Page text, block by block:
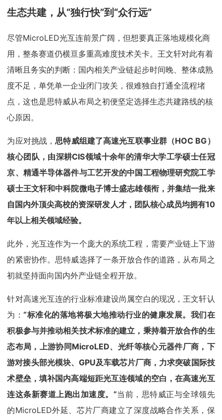
生态共建，从“独行快”到“众行远”
尽管MicroLED光互连前景广阔，但想要真正落地规模化商
用，整条赛道仍横亘多重高难度技术关卡。王文轩对此有着
清晰且务实的判断：国内相关产业链起步时间晚、整体成熟
度不足，单凭单一企业闭门攻关，很难独自打通全流程堵
点，这也是思特威从布局之初便坚定选择生态共建路线的核
心原因。
为应对挑战，思特威组建了高速光互联事业群（HOC BG）
核心团队，由深耕CIS领域十余年的清华大学工学硕士任冠
京、精通半导体器件与工艺开发的中国工程物理研究院工学
硕士王文轩和中科院微电子博士盛志雄领衔，并集结一批来
自国内外顶尖高校的资深研发人才，团队核心成员均拥有10
年以上相关领域经验。
此外，光互连作为一个庞大的系统工程，需要产业链上下游
的紧密协作。思特威选择了一条开放合作的道路，从布局之
初就坚持面向国内外产业链全程开放。
针对高速光互连的行业标准建设尚属空白的现况，王文轩认
为：“标准化的落地将极大地推动行业的健康发展。我们在
积极参与并推动相关技术标准的建立，秉持着开放合作的生
态布局，上游协同MicroLED、光纤等核心元器件厂商，下
游对接头部光模块、GPU及车载芯片厂商，力求突破国际技
术壁垒，填补国内高端短距光互连领域的空白，在高速光互
连这条新赛道上跑出加速度。”当前，思特威正与全球领先
的MicroLED外延、芯片厂商建立了深度战略合作关系，保